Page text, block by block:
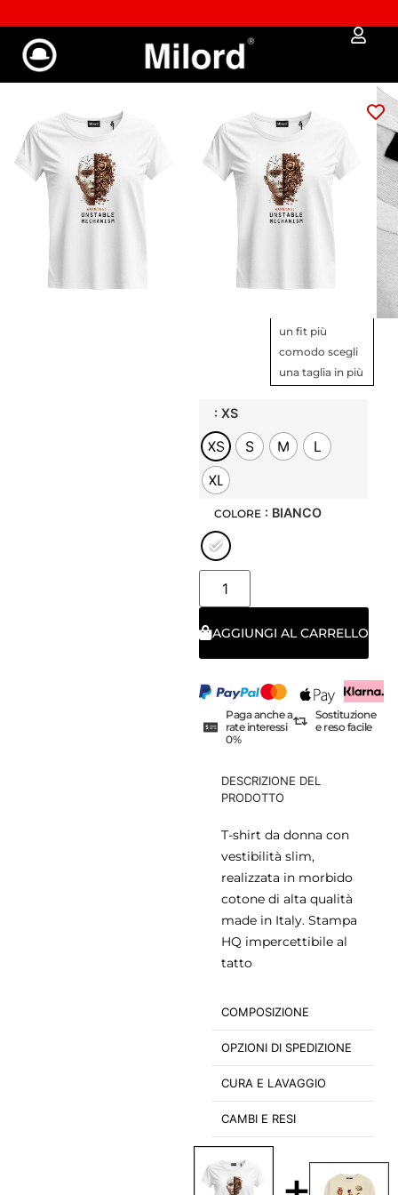
Approfitta dei Saldi | fino al - 40% OFF!
UNSTABLE
39,00€ 31,98 €
Instabile, ma
irresistibile.
taglio asciutto e
un fit più
comodo scegli
una taglia in più
: XS
XS S M
L
XL
COLORE : BIANCO
AGGIUNGI AL CARRELLO
Paga anche a
rate interessi
0%
Sostituzione
e reso facile
DESCRIZIONE DEL
PRODOTTO
T-shirt da donna con
vestibilità slim,
realizzata in morbido
cotone di alta qualità
made in Italy. Stampa
HQ impercettibile al
tatto
COMPOSIZIONE
OPZIONI DI SPEDIZIONE
CURA E LAVAGGIO
CAMBI E RESI